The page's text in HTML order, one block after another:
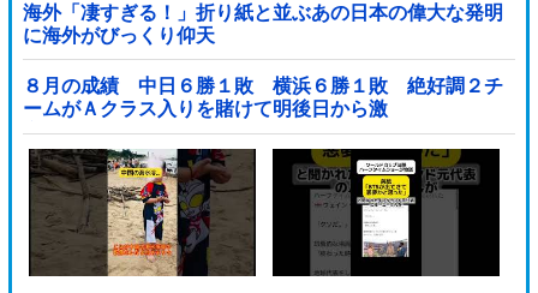
海外「凄すぎる！」折り紙と並ぶあの日本の偉大な発明
に海外がびっくり仰天
８月の成績 中日６勝１敗 横浜６勝１敗 絶好調２チ
ームがＡクラス入りを賭けて明後日から激
突！！！！！！！！！他